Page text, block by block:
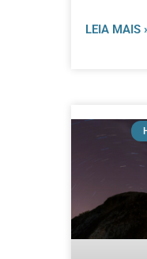
LEIA MAIS